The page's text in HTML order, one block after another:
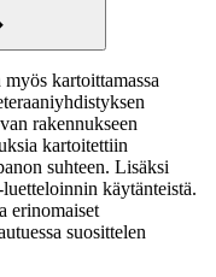
kartoittamassa
rakennukseen
kartoitettiin
suhteen. Lisäksi
käytänteistä.
erinomaiset
suosittelen